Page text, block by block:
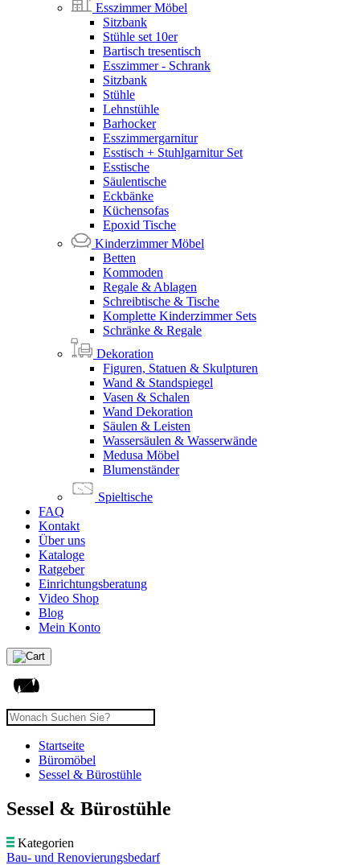
Esszimmer Möbel
Sitzbank
Stühle set 10er
Bartisch tresentisch
Esszimmer - Schrank
Sitzbank
Stühle
Lehnstühle
Barhocker
Esszimmergarnitur
Esstisch + Stuhlgarnitur Set
Esstische
Säulentische
Eckbänke
Küchensofas
Epoxid Tische
Kinderzimmer Möbel
Betten
Kommoden
Regale & Ablagen
Schreibtische & Tische
Komplette Kinderzimmer Sets
Schränke & Regale
Dekoration
Figuren, Statuen & Skulpturen
Wand & Standspiegel
Vasen & Schalen
Wand Dekoration
Säulen & Leisten
Wassersäulen & Wasserwände
Medusa Möbel
Blumenständer
Spieltische
FAQ
Kontakt
Über uns
Kataloge
Ratgeber
Einrichtungsberatung
Video Shop
Blog
Mein Konto
Startseite
Büromöbel
Sessel & Bürostühle
Sessel & Bürostühle
Kategorien
Bau- und Renovierungsbedarf